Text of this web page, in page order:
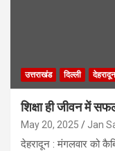
उत्तराखंड दिल्ली देहरादून
शिक्षा ही जीवन में
May 20, 2025 Jan
देहरादून : मंगलवार को